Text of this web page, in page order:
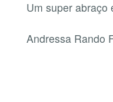
Um super abraço
Andressa Rando